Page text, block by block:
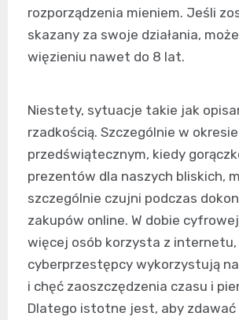
rozporządzenia mieniem. Jeśli
skazany za swoje działania,
więzieniu nawet do 8 lat.
Niestety, sytuacje takie jak
rzadkością. Szczególnie w okresie
przedświątecznym, kiedy
prezentów dla naszych bliskich,
szczególnie czujni podczas
zakupów online. W dobie
więcej osób korzysta z internetu,
cyberprzestępcy wykorzystują
i chęć zaoszczędzenia czasu i
Dlatego istotne jest, aby zdawać